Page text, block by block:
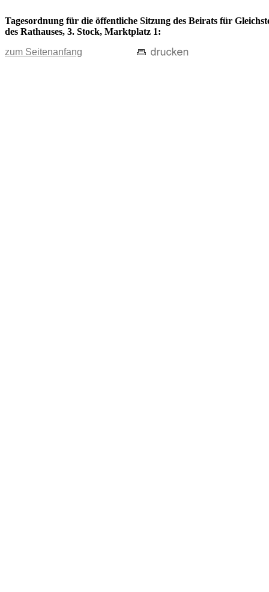
Tagesordnung für die öffentliche Sitzung des Beirats für
des Rathauses, 3. Stock, Marktplatz 1:
zum Seitenanfang